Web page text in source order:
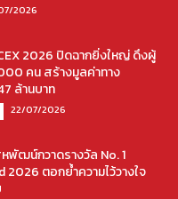
2026
2026 ปิดฉากยิ่งใหญ่ ดึงผู้
คน สร้างมูลค่าทาง
ล้านบาท
22/07/2026
พัฒน์กวาดรางวัล No. 1
2026 ตอกย้ำความไว้วางใจ